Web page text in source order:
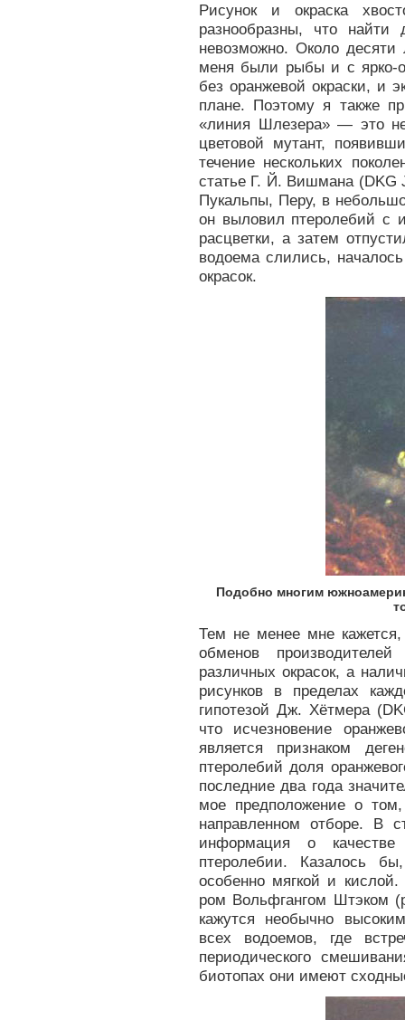
Рисунок и окраска
разнообразны, что
невозможно. Около
меня были рыбы и с ярко-
без оранжевой окраски, и
плане. Поэтому я также
«линия Шлезера» — это
цветовой мутант,
течение нескольких
статье Г. Й. Вишмана (DKG
Пукальпы, Перу, в
он выловил птеролебий с
расцветки, а затем
водоема слились,
окрасок.
Подобно многим
Тем не менее мне
обменов
различных окрасок, а
рисунков в пределах
гипотезой Дж. Хётмера
что исчезновение
является признаком
птеролебий доля
последние два года
мое предположение о
направленном отборе. В
информация о
птеролебии. Казалось
особенно мягкой и
ром Вольфгангом Штэком
кажутся необычно
всех водоемов, где
периодического
биотопах они имеют